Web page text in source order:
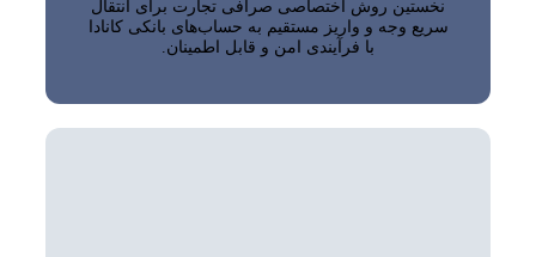
نخستین روش اختصاصی صرافی تجارت برای انتقال
سریع وجه و واریز مستقیم به حساب‌های بانکی کانادا
با فرآیندی امن و قابل اطمینان.